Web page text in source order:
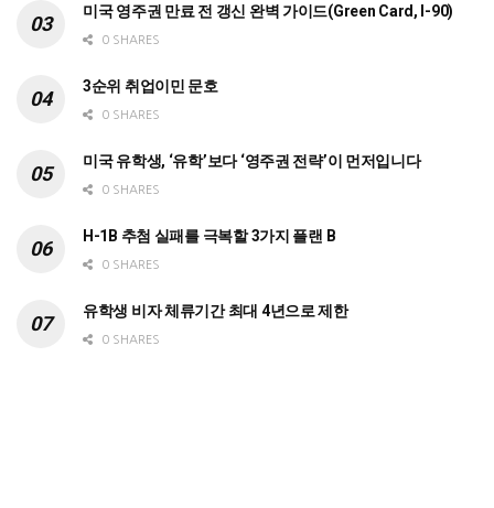
미국 영주권 만료 전 갱신 완벽 가이드(Green Card, I-90)
0 SHARES
3순위 취업이민 문호
0 SHARES
미국 유학생, ‘유학’보다 ‘영주권 전략’이 먼저입니다
0 SHARES
H-1B 추첨 실패를 극복할 3가지 플랜 B
0 SHARES
유학생 비자 체류기간 최대 4년으로 제한
0 SHARES